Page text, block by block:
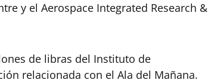
y el Aerospace Integrated Research &
de libras del Instituto de
relacionada con el Ala del Mañana.